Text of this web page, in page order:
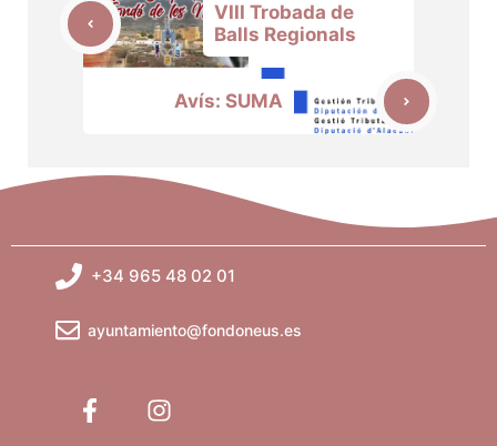
VIII Trobada de
Balls Regionals
Avís: SUMA
+34 965 48 02 01
ayuntamiento@fondoneus.es